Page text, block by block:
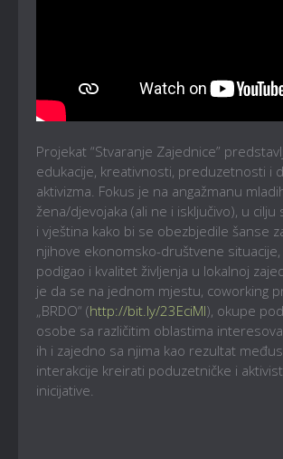
Projekat “Stvaranje Zajednice”
edukacije, kreativnosti, preduzetnosti i
aktivizma. Fokus je na angažmanu
žena/djevojaka (ali ne i isključivo), u cilju
i vještina kako bi se obezbjedile šanse
njihove ekonomsko-društvene
podigao i kvalitet življenja u lokalnoj
je da se na jednom mjestu, coworking
„BRDO“ (http://bit.ly/23EciMl), okupe
osobe sa različitim oblastima
ih i zajedno sa njima kao rezultat
interakcije kreirati poduzetničke i
inicijative.